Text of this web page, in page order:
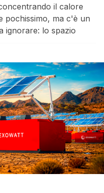
il calore
pochissimo, ma c'è un
ignorare: lo spazio